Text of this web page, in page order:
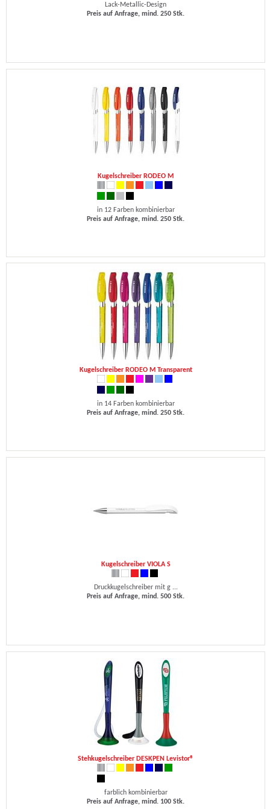
Lack-Metallic-Design
Preis auf Anfrage, mind. 250 Stk.
Kugelschreiber RODEO M
in 12 Farben kombinierbar
Preis auf Anfrage, mind. 250 Stk.
Kugelschreiber RODEO M Transparent
in 14 Farben kombinierbar
Preis auf Anfrage, mind. 250 Stk.
Kugelschreiber VIOLA S
Druckkugelschreiber mit g ...
Preis auf Anfrage, mind. 500 Stk.
Stehkugelschreiber DESKPEN Levistor®
farblich kombinierbar
Preis auf Anfrage, mind. 100 Stk.